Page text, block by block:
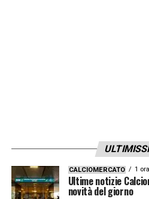
CALCIOMERCATO 1
Ultime notizie
novità del giorno